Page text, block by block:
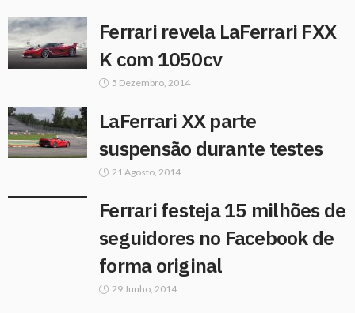
Ferrari revela LaFerrari FXX
K com 1050cv
5 Dezembro, 2014
LaFerrari XX parte
suspensão durante testes
21 Agosto, 2014
Ferrari festeja 15 milhões de
seguidores no Facebook de
forma original
29 Junho, 2014